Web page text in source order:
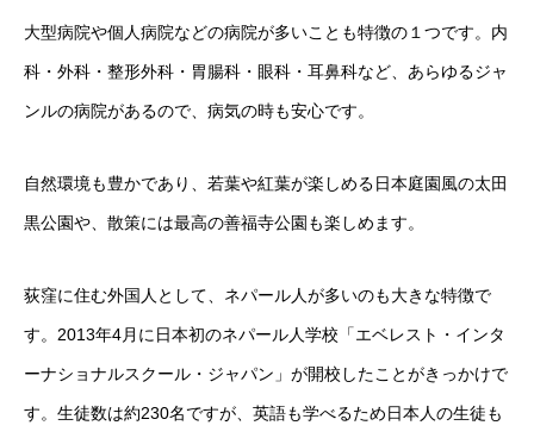
大型病院や個人病院などの病院が多いことも特徴の１つです。内
科・外科・整形外科・胃腸科・眼科・耳鼻科など、あらゆるジャ
ンルの病院があるので、病気の時も安心です。
自然環境も豊かであり、若葉や紅葉が楽しめる日本庭園風の太田
黒公園や、散策には最高の善福寺公園も楽しめます。
荻窪に住む外国人として、ネパール人が多いのも大きな特徴で
す。2013年4月に日本初のネパール人学校「エベレスト・インタ
ーナショナルスクール・ジャパン」が開校したことがきっかけで
す。生徒数は約230名ですが、英語も学べるため日本人の生徒も